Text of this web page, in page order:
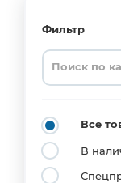
Фильтр
Все
В
DFN10
(2)
LGA12
LGA16
(1)
SIP3
(22)